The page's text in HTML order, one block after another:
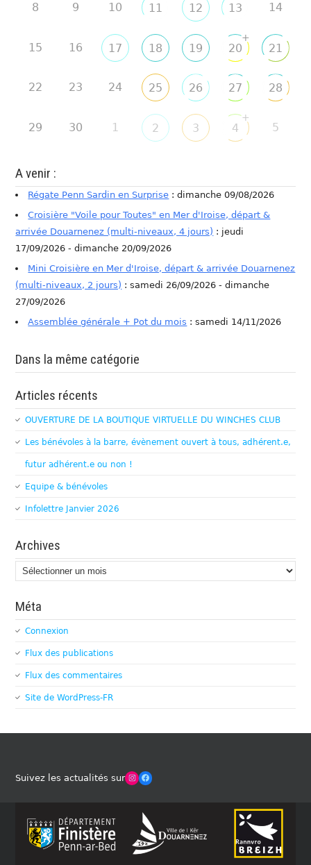
8 9 10 11 12 13 14
15 16 17 18 19 20
+
21
22 23 24 25 26 27 28
29 30 1 2 3 4
+
5
A venir :
Régate Penn Sardin en Surprise : dimanche 09/08/2026
Croisière "Voile pour Toutes" en Mer d'Iroise, départ &
arrivée Douarnenez (multi-niveaux, 4 jours) : jeudi
17/09/2026 - dimanche 20/09/2026
Mini Croisière en Mer d'Iroise, départ & arrivée Douarnenez
(multi-niveaux, 2 jours) : samedi 26/09/2026 - dimanche
27/09/2026
Assemblée générale + Pot du mois : samedi 14/11/2026
Dans la même catégorie
Articles récents
OUVERTURE DE LA BOUTIQUE VIRTUELLE DU WINCHES CLUB
Les bénévoles à la barre, évènement ouvert à tous, adhérent.e,
futur adhérent.e ou non !
Equipe & bénévoles
Infolettre Janvier 2026
Archives
Archives
Méta
Connexion
Flux des publications
Flux des commentaires
Site de WordPress-FR
Suivez les actualités surWinches Club OfficielFacebook